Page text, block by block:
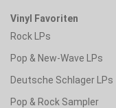
Vinyl Favoriten
Rock LPs
Pop & New-Wave LPs
Deutsche Schlager LPs
Pop & Rock Sampler